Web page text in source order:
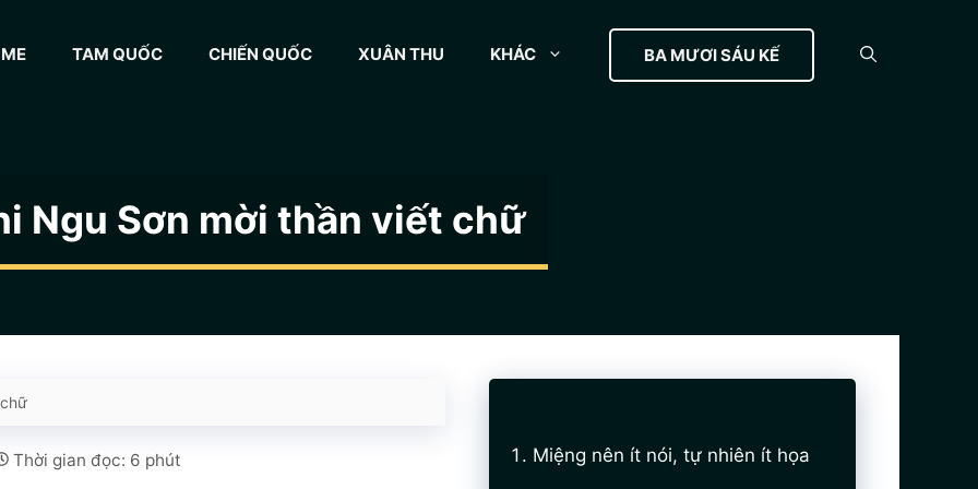
TAM QUỐC CHIẾN QUỐC XUÂN THU KHÁC BA MƯƠI SÁU KẾ
Ngu Sơn mời thần viết chữ
Thời gian đọc: 6 phút Miệng nên ít nói, tự nhiên ít họa